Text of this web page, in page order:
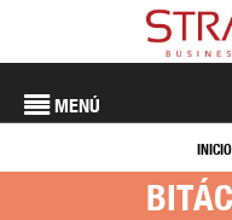
MENÚ
INICIO